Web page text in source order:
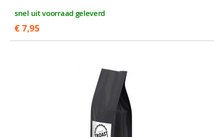
snel uit voorraad geleverd
€ 7,95